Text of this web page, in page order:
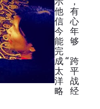
他有
信心
今年
能够
完
成“跨
太平
洋战
略经